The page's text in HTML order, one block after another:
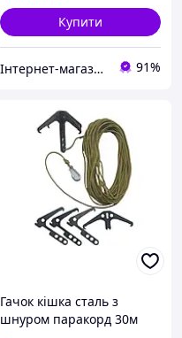
Купити
Інтернет-магазин Allegoriya 91%
Гачок кішка сталь з
шнуром паракорд 30м